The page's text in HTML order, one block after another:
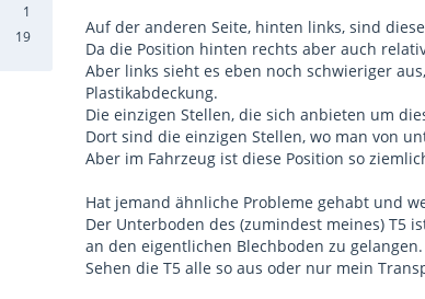
1
19
Auf der anderen Seite, hinten links, sind
Da die Position hinten rechts aber auch
Aber links sieht es eben noch schwieriger
Plastikabdeckung.
Die einzigen Stellen, die sich anbieten um
Dort sind die einzigen Stellen, wo man von
Aber im Fahrzeug ist diese Position so
Hat jemand ähnliche Probleme gehabt und
Der Unterboden des (zumindest meines) T5
an den eigentlichen Blechboden zu gelangen.
Sehen die T5 alle so aus oder nur mein